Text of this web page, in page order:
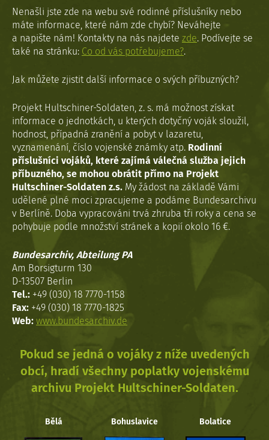
Nenašli jste zde na webu své rodinné příslušníky nebo
máte informace, které nám zde chybí? Neváhejte
a napište nám! Kontakty na nás najdete zde. Podívejte se
také na stránku: Co od vás potřebujeme?.
Jak můžete zjistit další informace o svých příbuzných?
Projekt Hultschiner-Soldaten, z. s. má možnost získat
informace o jednotkách, u kterých dotyčný voják sloužil,
hodnost, případná zranění a pobyt v lazaretu,
vyznamenání, číslo vojenské známky atp. Rodinní
příslušníci vojáků, které zajímá válečná služba jejich
příbuzného, se mohou obrátit přímo na Projekt
Hultschiner-Soldaten z.s. My žádost na základě Vámi
udělené plné moci zpracujeme a podáme Bundesarchivu
v Berlíně. Doba vypracováni trvá zhruba tři roky a cena se
pohybuje podle množství stránek a kopií okolo 16 €.
Bundesarchiv, Abteilung PA
Am Borsigturm 130
D-13507 Berlin
Tel.: +49 (030) 18 7770-1158
Fax: +49 (030) 18 7770-1825
Web: www.bundesarchiv.de
Pokud se jedná o vojáky z níže uvedených
obcí, hradí všechny poplatky vojenskému
archivu Projekt Hultschiner-Soldaten.
Bělá Bohuslavice Bolatice